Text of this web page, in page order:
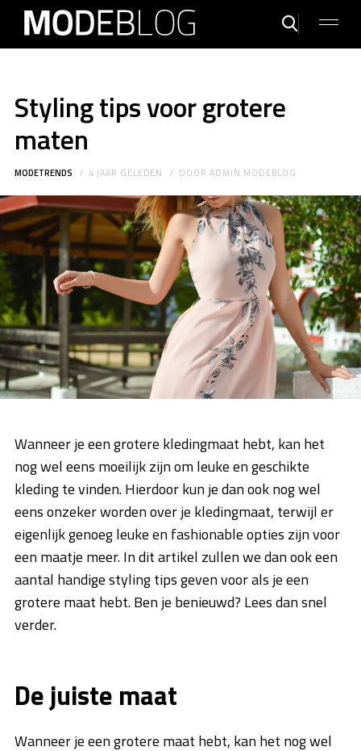
Styling tips voor grotere
maten
MODETRENDS 4 JAAR GELEDEN DOORADMIN MODEBLOG
Wanneer je een grotere kledingmaat hebt, kan het
nog wel eens moeilijk zijn om leuke en geschikte
kleding te vinden. Hierdoor kun je dan ook nog wel
eens onzeker worden over je kledingmaat, terwijl er
eigenlijk genoeg leuke en fashionable opties zijn voor
een maatje meer. In dit artikel zullen we dan ook een
aantal handige styling tips geven voor als je een
grotere maat hebt. Ben je benieuwd? Lees dan snel
verder.
De juiste maat
Wanneer je een grotere maat hebt, kan het nog wel